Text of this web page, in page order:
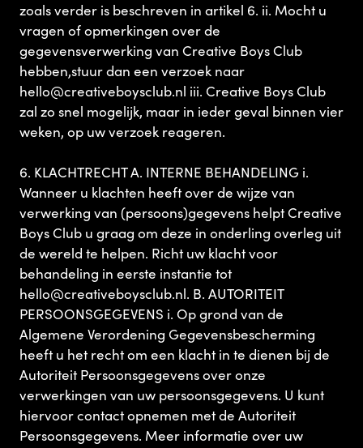
zoals verder is beschreven in artikel 6. ii. Mocht u
vragen of opmerkingen over de
gegevensverwerking van Creative Boys Club
hebben,stuur dan een verzoek naar
hello@creativeboysclub.nl iii. Creative Boys Club
zal zo snel mogelijk, maar in ieder geval binnen vier
weken, op uw verzoek reageren.
6. KLACHTRECHT A. INTERNE BEHANDELING i.
Wanneer u klachten heeft over de wijze van
verwerking van (persoons)gegevens helpt Creative
Boys Club u graag om deze in onderling overleg uit
de wereld te helpen. Richt uw klacht voor
behandeling in eerste instantie tot
hello@creativeboysclub.nl. B. AUTORITEIT
PERSOONSGEGEVENS i. Op grond van de
Algemene Verordening Gegevensbescherming
heeft u het recht om een klacht in te dienen bij de
Autoriteit Persoonsgegevens over onze
verwerkingen van uw persoonsgegevens. U kunt
hiervoor contact opnemen met de Autoriteit
Persoonsgegevens. Meer informatie over uw